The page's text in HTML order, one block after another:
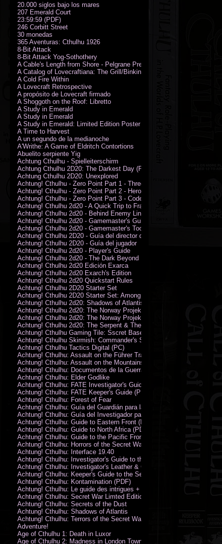
20.000 siglos bajo los mares
207 Emerald Court
23:59:59 (PDF)
246 Corbitt Street
30 monedas
365 Aventuras: Cthulhu 1926
8-Bit Attack
8-Bit Attack Yog-Sothothery
A Cable's Length from Shore - Pelgrane Press' FreeRPG 2018 (PDF)
A Catalog of Lovecraftiana: The Grill/Binkin Collection
A Cold Fire Within
A Lovecraft Retrospective
A propósito de Lovecraft firmado
A Shoggoth on the Roof: Libretto
A Study in Emerald
A Study in Emerald
A Study in Emerald: Limited Edition Poster (Neil Gaiman)
A Time to Harvest
A un segundo de la medianoche
A'Writhe: A Game of Eldritch Contortions
Abuelito serpiente Yig
Achtung Cthulhu - Spielleiterschirm
Achtung Cthulhu 2D20: The Darkest Day (PDF)
Achtung Cthulhu 2D20: Unexplored
Achtung! Cthulhu - Zero Point Part 1 - Three Kings
Achtung! Cthulhu - Zero Point Part 2 - Heroes of the Sea
Achtung! Cthulhu - Zero Point Part 3 - Code of Honour (PDF)
Achtung! Cthulhu 2d20 - A Quick Trip to France (PDF)
Achtung! Cthulhu 2d20 - Behind Enemy Lines
Achtung! Cthulhu 2d20 - Gamemaster's Guide
Achtung! Cthulhu 2d20 - Gamemaster's Toolkit
Achtung! Cthulhu 2D20 - Guía del director de juego
Achtung! Cthulhu 2D20 - Guía del jugador
Achtung! Cthulhu 2d20 - Player's Guide
Achtung! Cthulhu 2d20 - The Dark Beyond
Achtung! Cthulhu 2d20 Edición Exarca
Achtung! Cthulhu 2d20 Exarch's Edition
Achtung! Cthulhu 2d20 Quickstart Rules
Achtung! Cthulhu 2D20 Starter Set
Achtung! Cthulhu 2D20 Starter Set: Among the Wolves (PDF)
Achtung! Cthulhu 2d20: Shadows of Atlantis
Achtung! Cthulhu 2d20: The Norway Projekt
Achtung! Cthulhu 2d20: The Norway Projekt (PDF)
Achtung! Cthulhu 2d20: The Serpent & The Sands
Achtung! Cthulhu Gaming Tile: Sscret Base & Icy Ruins
Achtung! Cthulhu Skirmish: Commander's Set
Achtung! Cthulhu Tactics Digital (PC)
Achtung! Cthulhu: Assault on the Führer Train
Achtung! Cthulhu: Assault on the Mountains of Madness
Achtung! Cthulhu: Documentos de la Guerra Secreta
Achtung! Cthulhu: Elder Godlike
Achtung! Cthulhu: FATE Investigator's Guide (PDF)
Achtung! Cthulhu: FATE Keeper's Guide (PDF)
Achtung! Cthulhu: Forest of Fear
Achtung! Cthulhu: Guía del Guardián para la Guerra Secreta
Achtung! Cthulhu: Guía del Investigador para la Guerra Secreta
Achtung! Cthulhu: Guide to Eastern Front (PDF)
Achtung! Cthulhu: Guide to North Africa (PDF)
Achtung! Cthulhu: Guide to the Pacific Front
Achtung! Cthulhu: Horrors of the Secret War
Achtung! Cthulhu: Interface 19.40
Achtung! Cthulhu: Investigator's Guide to the Secret War
Achtung! Cthulhu: Investigator's Leather & Canvas Bag
Achtung! Cthulhu: Keeper's Guide to the Secret War
Achtung! Cthulhu: Kontamination (PDF)
Achtung! Cthulhu: Le guide des intrigues + ecran
Achtung! Cthulhu: Secret War Limted Edition Book
Achtung! Cthulhu: Secrets of the Dust
Achtung! Cthulhu: Shadows of Atlantis
Achtung! Cthulhu: Terrors of the Secret War
Adventure!
Age of Cthulhu 1: Death in Luxor
Age of Cthulhu 2: Madness in London Town